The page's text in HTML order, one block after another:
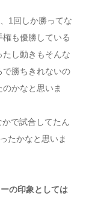
1回しか勝ってな
も優勝している
たし動きもそんな
で勝ちきれないの
かなと思いま
で試合してたん
たかなと思いま
の印象としては